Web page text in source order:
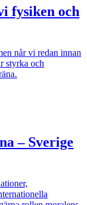
fysiken och
når vi redan innan
styrka och
– Sverige